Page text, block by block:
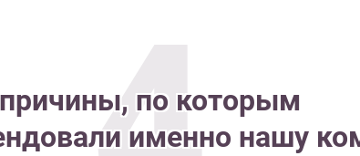
причины, по которым
именно нашу